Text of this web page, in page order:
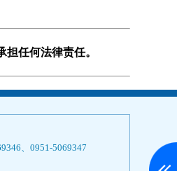
任何法律责任。
、0951-5069347